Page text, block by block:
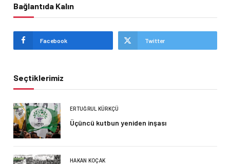
Bağlantıda Kalın
Facebook Twitter
Seçtiklerimiz
ERTUĞRUL KÜRKÇÜ
Üçüncü kutbun yeniden inşası
HAKAN KOÇAK